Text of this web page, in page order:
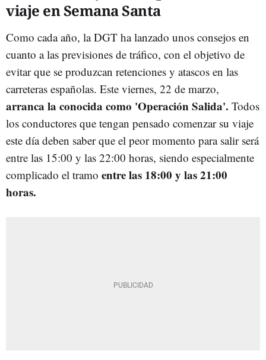
viaje en Semana Santa
Como cada año, la DGT ha lanzado unos consejos en
cuanto a las previsiones de tráfico, con el objetivo de
evitar que se produzcan retenciones y atascos en las
carreteras españolas. Este viernes, 22 de marzo,
arranca la conocida como 'Operación Salida'. Todos
los conductores que tengan pensado comenzar su viaje
este día deben saber que el peor momento para salir será
entre las 15:00 y las 22:00 horas, siendo especialmente
complicado el tramo entre las 18:00 y las 21:00
horas.